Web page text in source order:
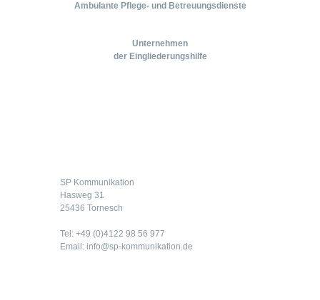
Ambulante Pflege- und Betreuungsdienste
Unternehmen
der Eingliederungshilfe
SP Kommunikation
Hasweg 31
25436 Tornesch
Tel: +49 (0)4122 98 56 977
Email: info@sp-kommunikation.de